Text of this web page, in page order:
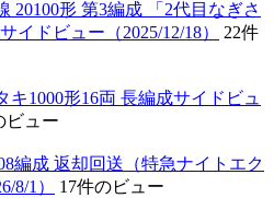
20100形 第3編成 「2代目なぎさ
イドビュー（2025/12/18）
22件
キ1000形16両 長編成サイドビュ
ビュー
編成 返却回送（特急ナイトエク
8/1）
17件のビュー